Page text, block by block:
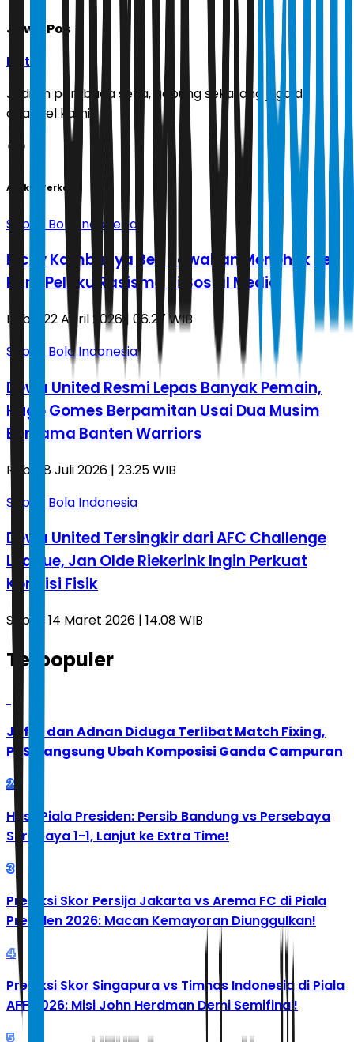
Jawa Pos
Ikuti
Jadilah pembaca setia, gabung sekarang juga di
channel kami!
Artikel Terkait
Sepak Bola Indonesia
Ricky Kambuaya Beri Jawaban Menohok ke
Para Pelaku Rasisme di Sosial Media
Rabu, 22 April 2026 | 06.27 WIB
Sepak Bola Indonesia
Dewa United Resmi Lepas Banyak Pemain,
Hugo Gomes Berpamitan Usai Dua Musim
Bersama Banten Warriors
Rabu, 8 Juli 2026 | 23.25 WIB
Sepak Bola Indonesia
Dewa United Tersingkir dari AFC Challenge
League, Jan Olde Riekerink Ingin Perkuat
Kondisi Fisik
Sabtu, 14 Maret 2026 | 14.08 WIB
Terpopuler
Jafar dan Adnan Diduga Terlibat Match Fixing,
PBSI Langsung Ubah Komposisi Ganda Campuran
2
Hasil Piala Presiden: Persib Bandung vs Persebaya
Surabaya 1-1, Lanjut ke Extra Time!
3
Prediksi Skor Persija Jakarta vs Arema FC di Piala
Presiden 2026: Macan Kemayoran Diunggulkan!
4
Prediksi Skor Singapura vs Timnas Indonesia di Piala
AFF 2026: Misi John Herdman Demi Semifinal!
5